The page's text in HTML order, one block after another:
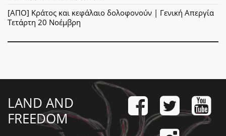
[ΑΠΟ] Κράτος και κεφάλαιο δολοφονούν | Γενική Απεργία
Τετάρτη 20 Νοέμβρη
LAND AND
FREEDOM